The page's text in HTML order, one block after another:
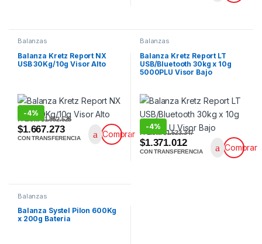
Balanzas
Balanza Kretz Report NX
USB 30Kg/10g Visor Alto
-4%
P. Lista $1.852.525
$1.667.273
CON TRANSFERENCIA Comprar
Balanzas
Balanza Kretz Report LT
USB/Bluetooth 30kg x 10g
5000PLU Visor Bajo
-4%
P. Lista $1.523.347
$1.371.012
CON TRANSFERENCIA Comprar
Balanzas
Balanza Systel Pilon 600Kg
x 200g Bateria